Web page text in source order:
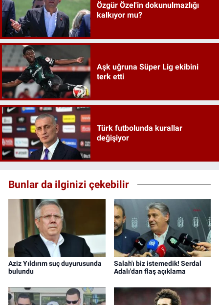
Özgür Özel'in dokunulmazlığı
kalkıyor mu?
Aşk uğruna Süper Lig ekibini
terk etti
Türk futbolunda kurallar
değişiyor
Bunlar da ilginizi çekebilir
Aziz Yıldırım suç duyurusunda
bulundu
Salah'ı biz istemedik! Serdal
Adalı'dan flaş açıklama